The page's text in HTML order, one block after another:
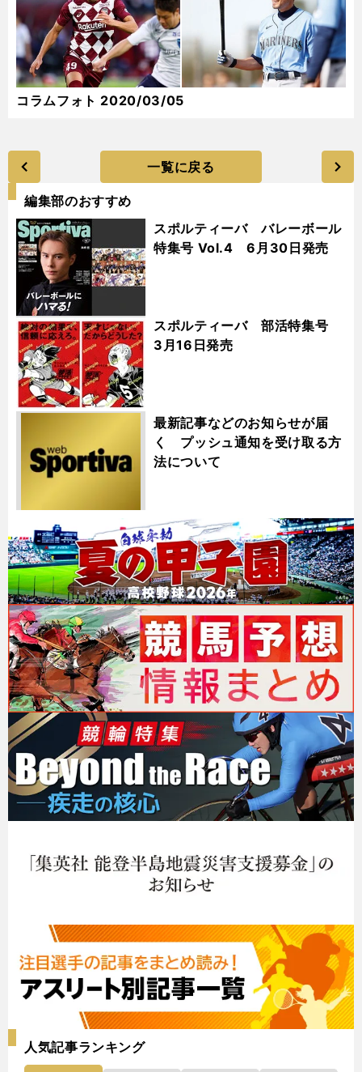
コラムフォト 2020/03/05
一覧に戻る
編集部のおすすめ
スポルティーバ バレーボール
特集号 Vol.4 6月30日発売
スポルティーバ 部活特集号
3月16日発売
最新記事などのお知らせが届
く プッシュ通知を受け取る方
法について
人気記事ランキング